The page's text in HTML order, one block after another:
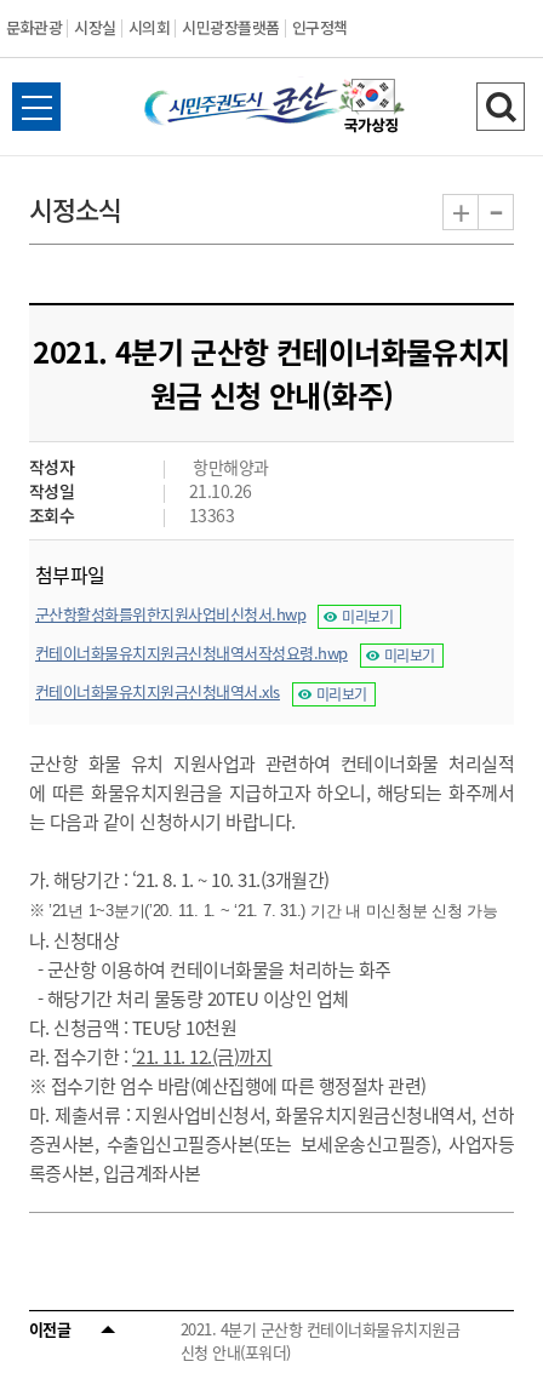
문화관광 시장실 시의회 시민광장플랫폼 인구정책
시
민
도
시
군
산
전
체
뉴
열
검
색
기
시정소식 + -
2021. 4분기 군산항 컨테이너화물유치지
원금 신청 안내(화주)
작성자
항만해양과
작성일
21.10.26
조회수
13363
첨부파일
군산항활성화를위한지원사업비신청서.hwp 미리보기
컨테이너화물유치지원금신청내역서작성요령.hwp 미리보기
컨테이너화물유치지원금신청내역서.xls 미리보기
군산항 화물 유치 지원사업과 관련하여 컨테이너화물 처리실적
에 따른 화물유치지원금을 지급하고자 하오니, 해당되는 화주께서
는 다음과 같이 신청하시기 바랍니다.
가. 해당기간 : ‘21. 8. 1. ~ 10. 31.(3개월간)
※ ’21 년 1~3분기(’20. 11. 1. ~ ‘21. 7. 31.) 기간 내 미신청분 신청 가능
나. 신청대상
- 군산항 이용하여 컨테이너화물을 처리하는 화주
- 해당기간 처리 물동량 20TEU 이상인 업체
다. 신청금액 : TEU당 10천원
라. 접수기한 : ‘21. 11. 12.(금)까지
※ 접수기한 엄수 바람(예산집행에 따른 행정절차 관련)
마. 제출서류 : 지원사업비신청서, 화물유치지원금신청내역서, 선하
증권사본, 수출입신고필증사본(또는 보세운송신고필증), 사업자등
록증사본, 입금계좌사본
이전글
2021. 4분기 군산항 컨테이너화물유치지원금
신청 안내(포워더)